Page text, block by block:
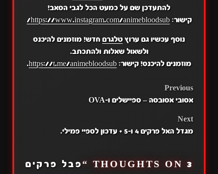
להתעדכן שם על כמעט הכל לגבי הסאב!
קישור:https://www.instagram.com/animebloodsub/
נוסף עכשיו גם ערוץטלגרםחדש! מוזמנים להיכנס
ולשאול שאלות ולהתכתב.
מוזמנים להיכנס! קישור: https://t.me/animebloodsub
.
POST
Previous
אסובי אסובסה – ספיישלים ו-OVA
Next
מגדל האל פרקים 4 ו-5 + עדכון לספיי פמילי.
3 THOUGHTS ON “
פבל פרקים